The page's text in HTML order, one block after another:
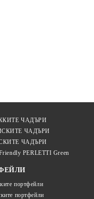
ЧАДЪРИ
ЧАДЪРИ
ЧАДЪРИ
PERLETTI Green
портфейли
портфейли